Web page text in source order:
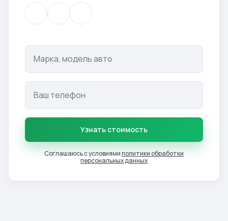
Узнать стоимость
Соглашаюсь с условиямиполитики обработки
персональных данных